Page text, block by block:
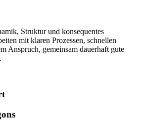
Struktur und konsequentes
mit klaren Prozessen, schnellen
Anspruch, gemeinsam dauerhaft gute